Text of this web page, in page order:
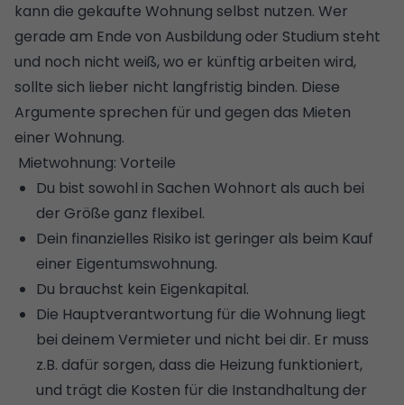
kann die gekaufte Wohnung selbst nutzen. Wer
gerade am Ende von Ausbildung oder Studium steht
und noch nicht weiß, wo er künftig arbeiten wird,
sollte sich lieber nicht langfristig binden. Diese
Argumente sprechen für und gegen das Mieten
einer Wohnung.
Mietwohnung: Vorteile
Du bist sowohl in Sachen Wohnort als auch bei
der Größe ganz flexibel.
Dein finanzielles Risiko ist geringer als beim Kauf
einer Eigentumswohnung.
Du brauchst kein Eigenkapital.
Die Hauptverantwortung für die Wohnung liegt
bei deinem Vermieter und nicht bei dir. Er muss
z.B. dafür sorgen, dass die Heizung funktioniert,
und trägt die Kosten für die Instandhaltung der